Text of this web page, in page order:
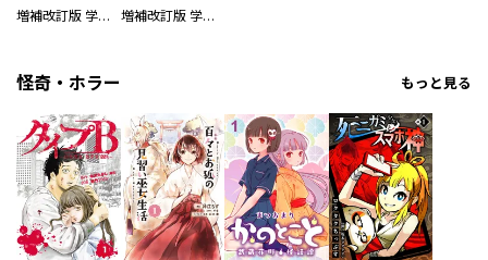
増補改訂版 学研まんが NEW世界の歴史 別巻 人物学習事典 増補改訂版 学研まんが NEW世界の歴史 別巻 世界遺産学習事典
怪奇・ホラー もっと見る